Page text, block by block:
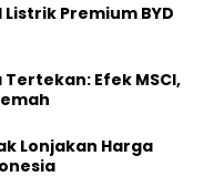
Listrik Premium BYD
Efek MSCI,
Lonjakan Harga